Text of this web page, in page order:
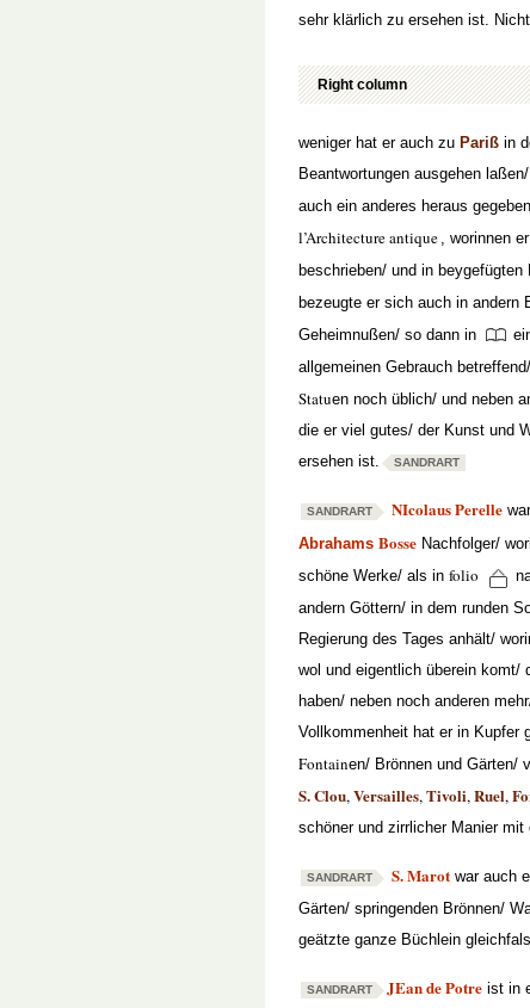
sehr klärlich zu ersehen ist. Nicht
Right column
weniger hat er auch zu Pariß in
Beantwortungen ausgehen
auch ein anderes heraus
l’Architecture antique
, worinnen
beschrieben/ und in beygefügten
bezeugte er sich auch in andern
Geheimnußen/ so dann in
allgemeinen Gebrauch
Statuen noch üblich/ und neben
die er viel gutes/ der Kunst und
ersehen ist.
SANDRART
SANDRART NIcolaus Perelle
Abrahams Bosse Nachfolger/
schöne Werke/ als in folio
andern Göttern/ in dem runden
Regierung des Tages anhält/
wol und eigentlich überein komt/
haben/ neben noch anderen
Vollkommenheit hat er in Kupfer
Fontainen/ Brönnen und Gärten/
S. Clou,Versailles,Tivoli,Ruel,
schöner und zirrlicher Manier mit
SANDRART S. Marot war auch
Gärten/ springenden Brönnen/
geätzte ganze Büchlein
SANDRART JEan de Potre ist in